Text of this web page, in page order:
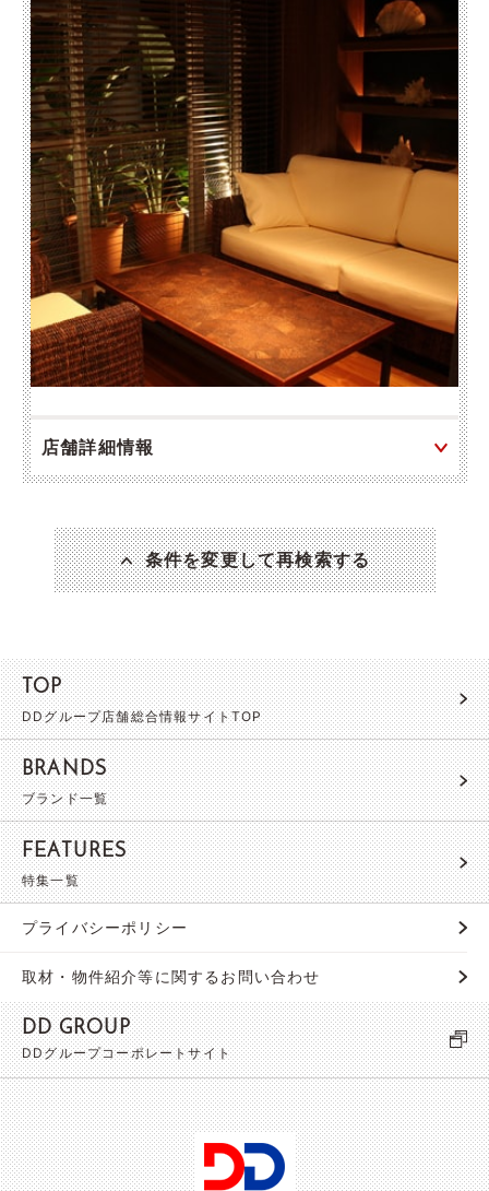
店舗詳細情報
条件を変更して再検索する
TOP
DDグループ店舗総合情報サイトTOP
BRANDS
ブランド一覧
FEATURES
特集一覧
プライバシーポリシー
取材・物件紹介等に関するお問い合わせ
DD GROUP
DDグループコーポレートサイト